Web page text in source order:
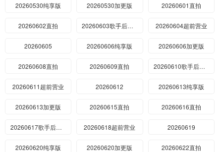
20260530纯享版 20260530加更版 20260601直拍
20260602直拍 20260603歌手后花园 20260604超前营业
20260605 20260606纯享版 20260606加更版
20260608直拍 20260609直拍 20260610歌手后花园
20260611超前营业 20260612 20260613纯享版
20260613加更版 20260615直拍 20260616直拍
20260617歌手后花园 20260618超前营业 20260619
20260620纯享版 20260620加更版 20260622直拍